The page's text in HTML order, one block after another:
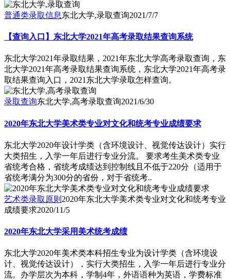
普通类录取信息东北大学,录取查询2021/7/7
【查询入口】东北大学2021年高考录取结果查询系统
东北大学2021年录取结果，2021年东北大学高考录取查询，东
北大学2021年高考录取结果查询系统，东北大学2021年高考录
取结果查询入口，2021东北大学录取怎样查询。
录取查询东北大学,高考录取查询2021/6/30
2020年东北大学美术类专业对文化和统考专业成绩要求
东北大学2020年设计学类（含环境设计、视觉传达设计）实行
大类招生，入学一年后进行专业分流。 要求考生美术类专业
省统考合格，省统考成绩达到控制线且不低于220分（适用于
省统考满分为300分的省份，对于省统考..
艺术类录取原则 2020年东北大学美术类专业对文化和统考专业
成绩要求2020/11/5
2020年东北大学采用美术统考成绩
东北大学2020年美术类本科招生专业为设计学类（含环境设
计、视觉传达设计），实行大类招生，入学一年后进行专业分
流。办学层次为本科，学制4年，外语语种为英语，学费标准